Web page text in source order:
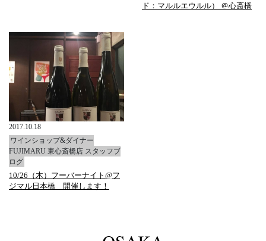
ド：マルルエウルル） ＠心斎橋
2017.10.18
ワインショップ&ダイナー
FUJIMARU 東心斎橋店 スタッフブ
ログ
10/26（木）フーバーナイト@フ
ジマル日本橋 開催します！